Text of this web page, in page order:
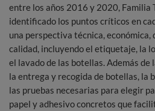
entre los años 2016 y 2020, Familia
identificado los puntos críticos en
una perspectiva técnica,
calidad, incluyendo el etiquetaje, la
el lavado de las botellas. Además de
la entrega y recogida de botellas, la
las pruebas necesarias para elegir
papel y adhesivo concretos que